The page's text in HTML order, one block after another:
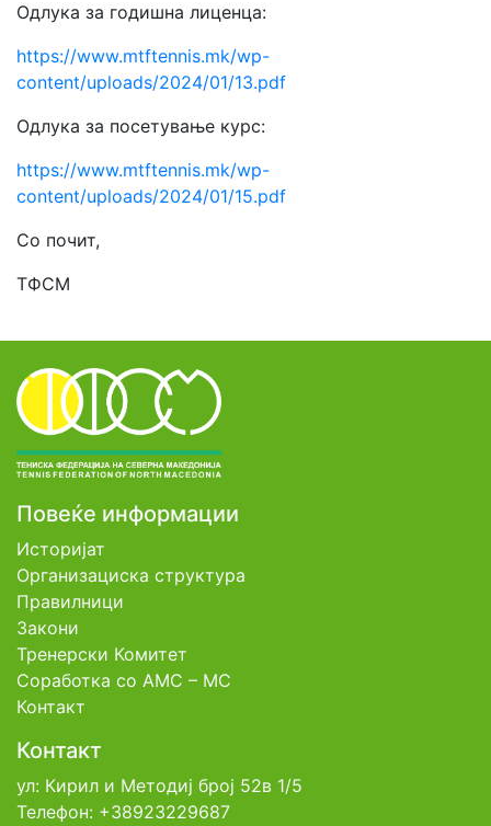
Одлука за годишна лиценца:
https://www.mtftennis.mk/wp-
content/uploads/2024/01/13.pdf
Одлука за посетување курс:
https://www.mtftennis.mk/wp-
content/uploads/2024/01/15.pdf
Со почит,
ТФСМ
Повеќе информации
Историјат
Организациска структура
Правилници
Закони
Тренерски Комитет
Соработка со АМС – МС
Контакт
Контакт
ул: Кирил и Методиј број 52в 1/5
Телефон: +38923229687